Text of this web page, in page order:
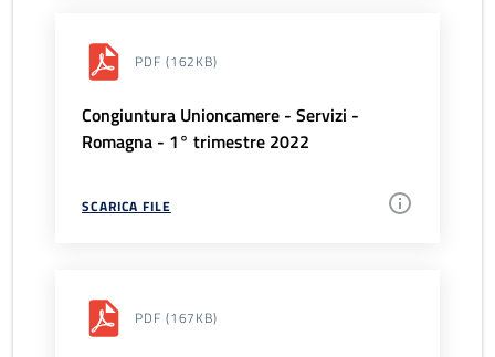
PDF (162KB)
Congiuntura Unioncamere - Servizi -
Romagna - 1° trimestre 2022
SCARICA FILE
PDF (167KB)